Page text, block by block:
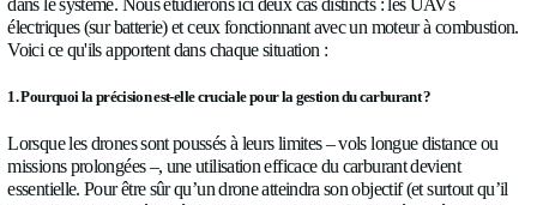
Les facteurs limitants sont :
Autonomie
Portée
Charge utile
Maniabilité